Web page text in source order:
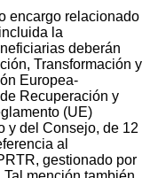
encargo relacionado
la
deberán
Transformación y
Europea-
Recuperación y
(UE)
y del Consejo, de 12
al
gestionado por